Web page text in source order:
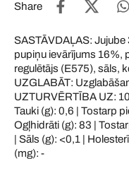
Share
SASTĀVDAĻAS:
pupiņu ievārījums 16%,
regulētājs (E575), sāls,
UZGLABĀT:
UZTURVĒRTĪBA UZ:
Tauki (g): 0,6 | Tostarp
Ogļhidrāti (g): 83 |
| Sāls (g): <0,1 |
(mg): -